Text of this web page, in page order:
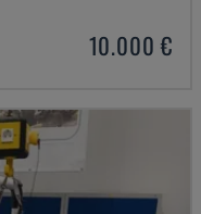
10.000 €